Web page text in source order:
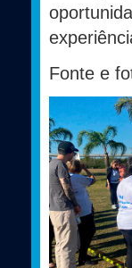
Fonte e